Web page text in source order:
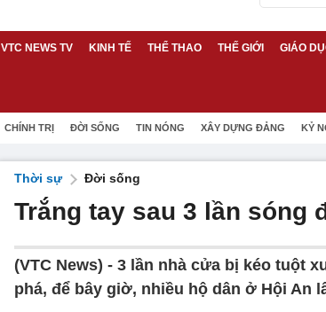
VTC NEWS TV KINH TẾ THỂ THAO THẾ GIỚI GIÁO
CHÍNH TRỊ ĐỜI SỐNG TIN NÓNG XÂY DỰNG ĐẢNG KỶ
Thời sự Đời sống
Trắng tay sau 3 lần sóng
(VTC News) - 3 lần nhà cửa bị kéo tuột
phá, để bây giờ, nhiều hộ dân ở Hội An